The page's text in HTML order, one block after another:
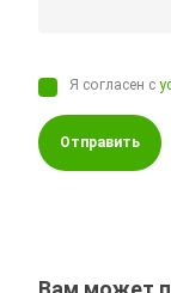
Я согласен с
Отправить